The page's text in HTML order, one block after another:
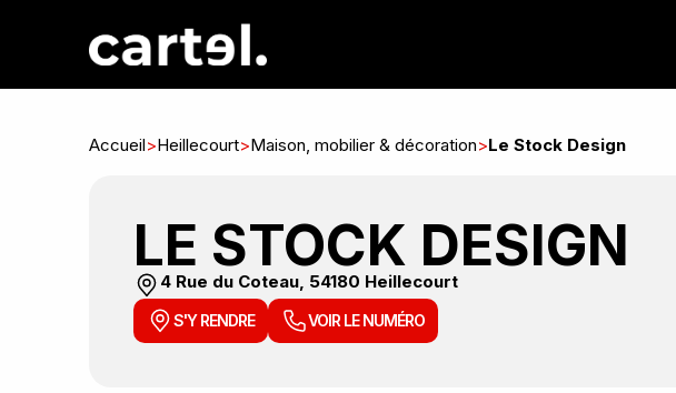
Accueil>Heillecourt>Maison, mobilier & décoration>Le Stock Design
LE STOCK DESIGN
4 Rue du Coteau, 54180 Heillecourt
S'Y RENDRE VOIR LE NUMÉRO